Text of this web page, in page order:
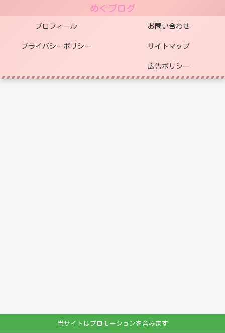
めぐブログ
プロフィール お問い合わせ
プライバシーポリシー サイトマップ
広告ポリシー
当サイトはプロモーションを含みます